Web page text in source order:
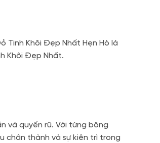
Tinh Khôi Đẹp Nhất Hẹn Hò là
Khôi Đẹp Nhất.
và quyến rũ. Với từng bông
chân thành và sự kiên trì trong